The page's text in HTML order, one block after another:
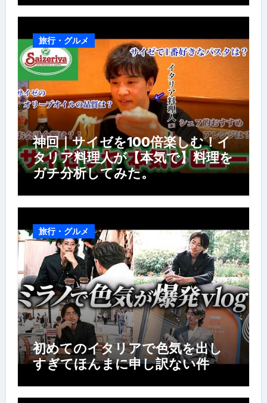
風景】
旅行・グルメ
神回｜サイゼを100倍楽しむ！イ
タリア料理人が【本気で】料理を
ガチ分析してみた。
旅行・グルメ
初めてのイタリアで色気を出し
すぎてほんまに申し訳ない件